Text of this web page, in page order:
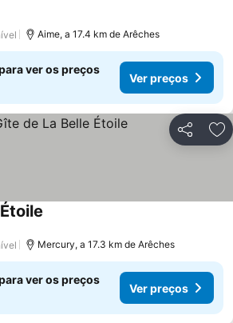
Aime, a 17.4 km de Arêches
ver os preços
Ver preços
Partilhar
Mercury, a 17.3 km de Arêches
ver os preços
Ver preços